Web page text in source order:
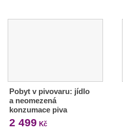
Pobyt v pivovaru: jídlo
a neomezená
konzumace piva
2 499 Kč